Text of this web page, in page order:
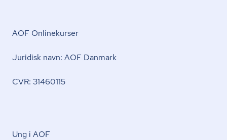
AOF Onlinekurser
Juridisk navn: AOF Danmark
CVR: 31460115
Ung i AOF